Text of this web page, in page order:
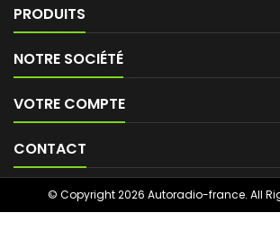
PRODUITS
NOTRE SOCIÉTÉ
VOTRE COMPTE
CONTACT
© Copyright 2026 Autoradio-france. All